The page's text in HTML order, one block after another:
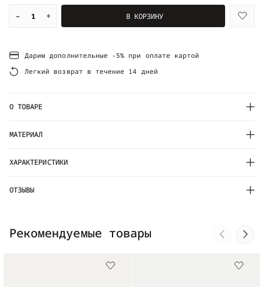
– + В КОРЗИНУ
Дарим дополнительные -5% при оплате картой
Легкий возврат в течение 14 дней
О ТОВАРЕ
МАТЕРИАЛ
ХАРАКТЕРИСТИКИ
ОТЗЫВЫ
Рекомендуемые товары